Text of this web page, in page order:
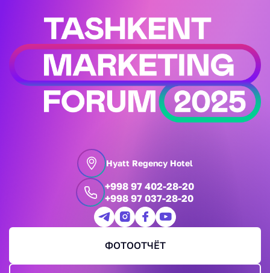
Hyatt Regency Hotel
+998 97 402-28-20
+998 97 037-28-20
ФОТООТЧЁТ